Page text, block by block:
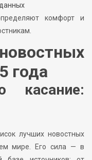
комфорт и
года
касание:
лучших новостных
мире. Его сила — в